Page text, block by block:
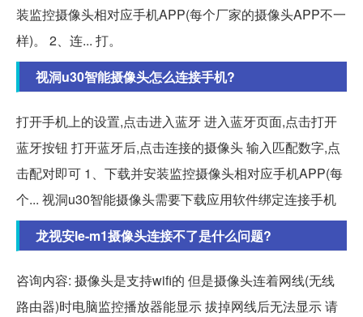
装监控摄像头相对应手机APP(每个厂家的摄像头APP不一
样)。 2、连... 打。
视洞u30智能摄像头怎么连接手机?
打开手机上的设置,点击进入蓝牙 进入蓝牙页面,点击打开
蓝牙按钮 打开蓝牙后,点击连接的摄像头 输入匹配数字,点
击配对即可 1、下载并安装监控摄像头相对应手机APP(每
个... 视洞u30智能摄像头需要下载应用软件绑定连接手机
龙视安le-m1摄像头连接不了是什么问题?
咨询内容: 摄像头是支持wifi的 但是摄像头连着网线(无线
路由器)时电脑监控播放器能显示 拔掉网线后无法显示 请